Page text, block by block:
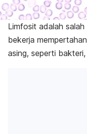
Limfosit adalah
bekerja
asing, seperti